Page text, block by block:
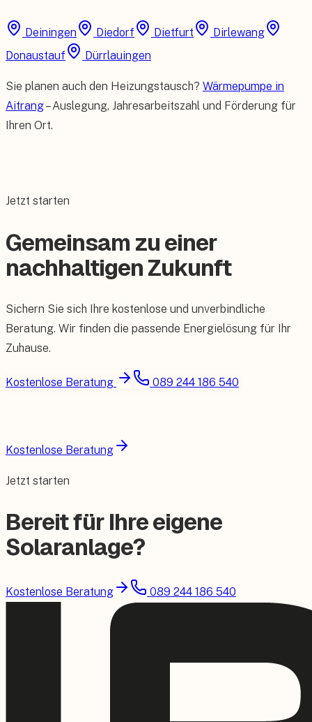
Deiningen Diedorf Dietfurt
Dirlewang
Donaustauf
Dürrlauingen
Sie planen auch den Heizungstausch? Wärmepumpe in
Aitrang– Auslegung, Jahresarbeitszahl und Förderung für
Ihren Ort.
Jetzt starten
Gemeinsam zu einer
nachhaltigen Zukunft
Sichern Sie sich Ihre kostenlose und unverbindliche
Beratung. Wir finden die passende Energielösung für Ihr
Zuhause.
Kostenlose Beratung 089 244 186 540
Kostenlose Beratung
Jetzt starten
Bereit für Ihre eigene
Solaranlage?
Kostenlose Beratung 089 244 186 540